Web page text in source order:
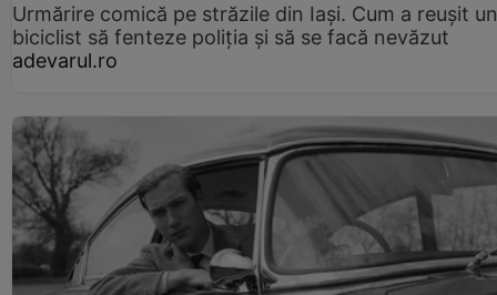
Urmărire comică pe străzile din Iași. Cum a reușit un
biciclist să fenteze poliția și să se facă nevăzut
adevarul.ro